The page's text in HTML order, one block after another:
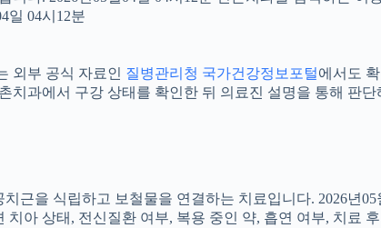
일 04시12분
외부 공식 자료인 질병관리청 국가건강정보포털에서도
치과에서 구강 상태를 확인한 뒤 의료진 설명을 통해 판단
근을 식립하고 보철물을 연결하는 치료입니다. 2026년
아 상태, 전신질환 여부, 복용 중인 약, 흡연 여부, 치료